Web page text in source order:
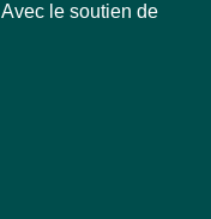
Avec le soutien de